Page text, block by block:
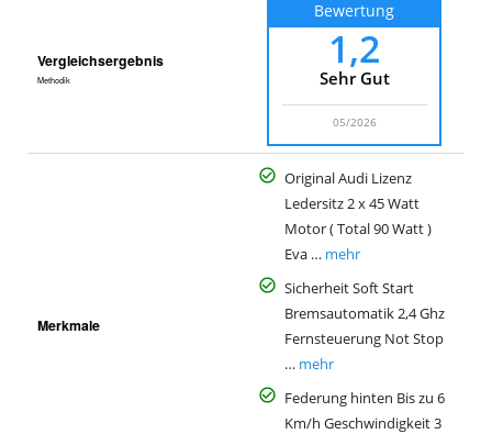
Vergleichsergebnis
Methodik
Bewertung
1,2
Sehr Gut
05/2026
Merkmale
Original Audi Lizenz
Ledersitz 2 x 45 Watt
Motor ( Total 90 Watt )
Eva … mehr
Sicherheit Soft Start
Bremsautomatik 2,4 Ghz
Fernsteuerung Not Stop
… mehr
Federung hinten Bis zu 6
Km/h Geschwindigkeit 3